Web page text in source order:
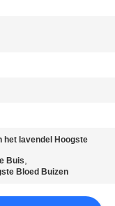
het lavendel Hoogste
Buis,
Bloed Buizen